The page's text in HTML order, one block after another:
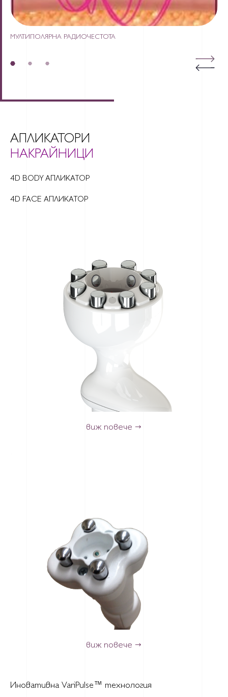
МУЛТИПОЛЯРНА РАДИОЧЕСТОТА
АПЛИКАТОРИ
НАКРАЙНИЦИ
4D BODY АПЛИКАТОР
4D FACE АПЛИКАТОР
виж повече
виж повече
Иновативна VariPulse™ технология